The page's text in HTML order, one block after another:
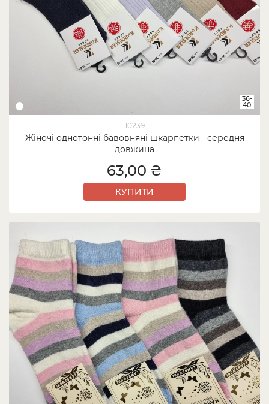
10239
Жіночі однотонні бавовняні шкарпетки - середня
довжина
36-
40
63,00 ₴
КУПИТИ